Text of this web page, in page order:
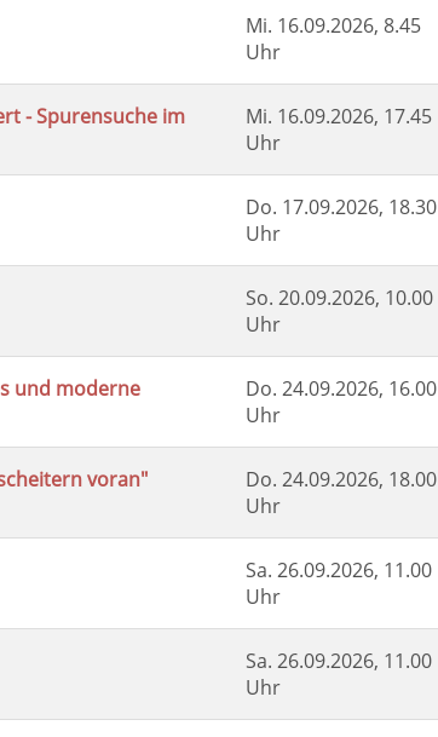
Mi. 16.09.2026, 8.45
Uhr
- Spurensuche im
Mi. 16.09.2026, 17.45
Uhr
Do. 17.09.2026, 18.30
Uhr
So. 20.09.2026, 10.00
Uhr
und moderne
Do. 24.09.2026, 16.00
Uhr
voran" Do. 24.09.2026, 18.00
Uhr
Sa. 26.09.2026, 11.00
Uhr
Sa. 26.09.2026, 11.00
Uhr